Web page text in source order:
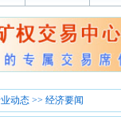
动态 >> 经济要闻